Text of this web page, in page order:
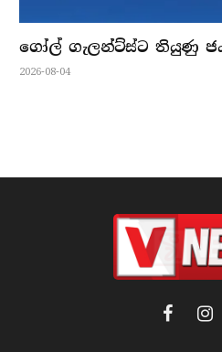
ගෝල් ගැලන්ට්ස්ට තියුණු
2026-08-04
Facebook